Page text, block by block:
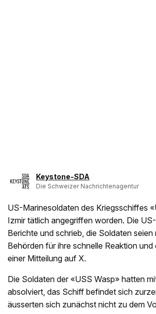
Keystone-SDA
Die Schweizer Nachrichtenagentur
US-Marinesoldaten des Kriegsschiffes
Izmir tätlich angegriffen worden. Die
Berichte und schrieb, die Soldaten
Behörden für ihre schnelle Reaktion
einer Mitteilung auf X.
Die Soldaten der «USS Wasp» hatten
absolviert, das Schiff befindet sich
äusserten sich zunächst nicht zu dem